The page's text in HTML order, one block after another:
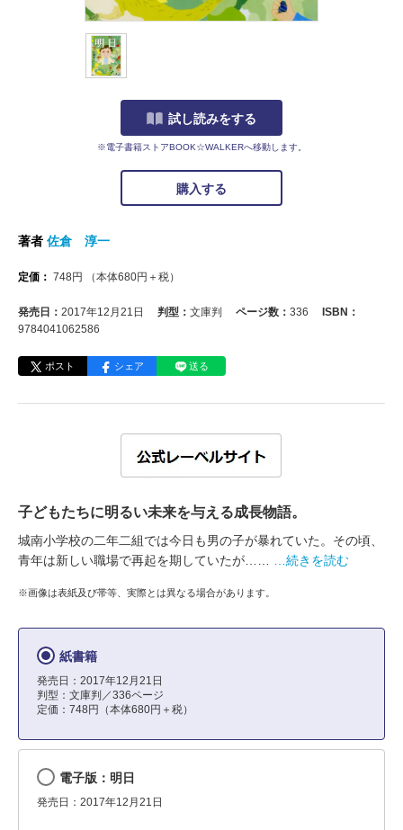
試し読みをする
※電子書籍ストアBOOK☆WALKERへ移動します。
購入する
著者 佐倉 淳一
定価： 748円 （本体680円＋税）
発売日： 2017年12月21日 判型： 文庫判 ページ数： 336
ISBN：
9784041062586
ポスト シェア 送る
子どもたちに明るい未来を与える成長物語。
城南小学校の二年二組では今日も男の子が暴れていた。その頃、
青年は新しい職場で再起を期していたが……
…続きを読む
※画像は表紙及び帯等、実際とは異なる場合があります。
紙書籍
発売日：2017年12月21日
判型：文庫判／336ページ
定価：748円（本体680円＋税）
電子版：明日
発売日：2017年12月21日